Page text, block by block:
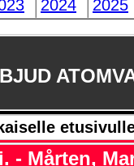
2024 2025
- Mårten,